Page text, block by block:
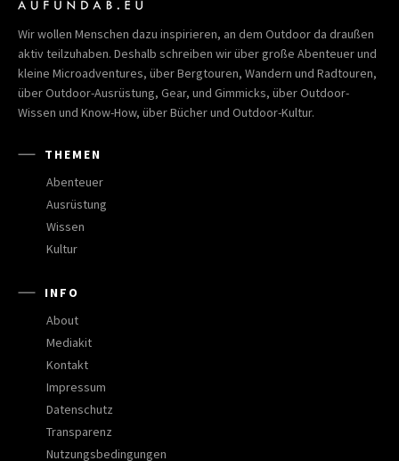
Wir wollen Menschen dazu inspirieren, an dem Outdoor da draußen
aktiv teilzuhaben. Deshalb schreiben wir über große Abenteuer und
kleine Microadventures, über Bergtouren, Wandern und Radtouren,
über Outdoor-Ausrüstung, Gear, und Gimmicks, über Outdoor-
Wissen und Know-How, über Bücher und Outdoor-Kultur.
THEMEN
Abenteuer
Ausrüstung
Wissen
Kultur
INFO
About
Mediakit
Kontakt
Impressum
Datenschutz
Transparenz
Nutzungsbedingungen